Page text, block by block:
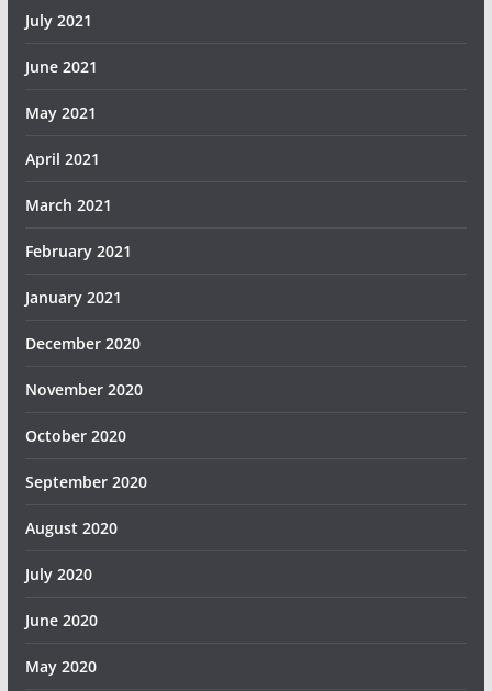
July 2021
June 2021
May 2021
April 2021
March 2021
February 2021
January 2021
December 2020
November 2020
October 2020
September 2020
August 2020
July 2020
June 2020
May 2020